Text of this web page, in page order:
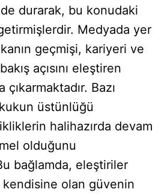
durarak, bu konudaki
Medyada yer
geçmişi, kariyeri ve
açısını eleştiren
Bazı
üstünlüğü
halihazırda devam
olduğunu
bağlamda, eleştiriler
kendisine olan güvenin